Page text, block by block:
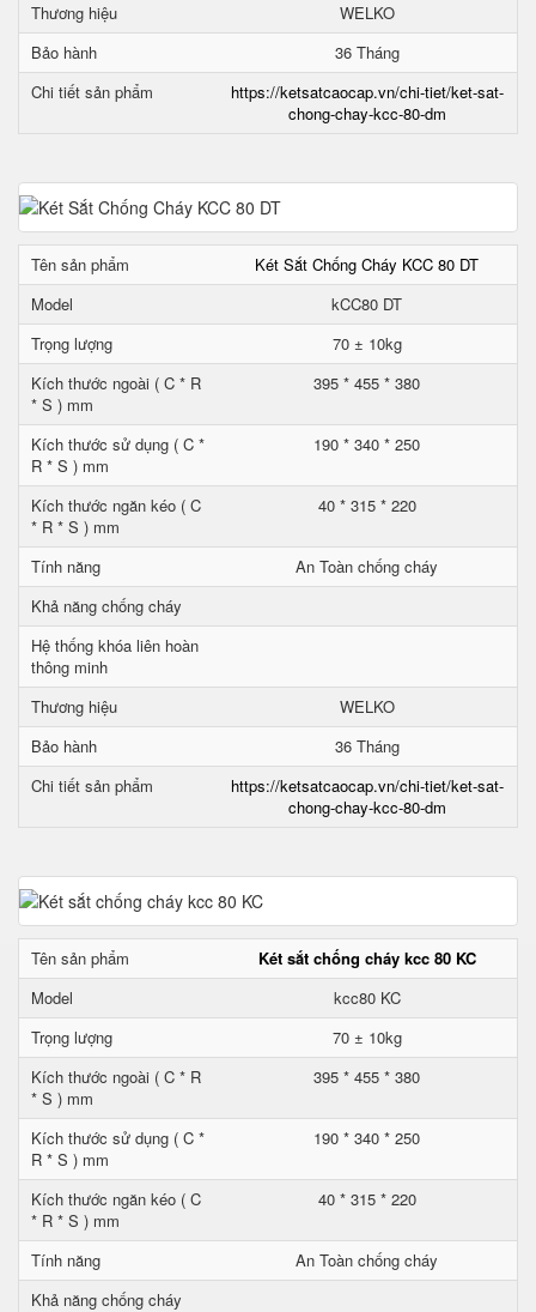
Thương hiệu
WELKO
Bảo hành
36 Tháng
Chi tiết sản phẩm
https://ketsatcaocap.vn/chi-tiet/ket-sat-
chong-chay-kcc-80-dm
Tên sản phẩm
Két Sắt Chống Cháy KCC 80 DT
Model
kCC80 DT
Trọng lượng
70 ± 10kg
Kích thước ngoài ( C * R
* S ) mm
395 * 455 * 380
Kích thước sử dụng ( C *
R * S ) mm
190 * 340 * 250
Kích thước ngăn kéo ( C
* R * S ) mm
40 * 315 * 220
Tính năng
An Toàn chống cháy
Khả năng chống cháy
Hệ thống khóa liên hoàn
thông minh
Thương hiệu
WELKO
Bảo hành
36 Tháng
Chi tiết sản phẩm
https://ketsatcaocap.vn/chi-tiet/ket-sat-
chong-chay-kcc-80-dm
Tên sản phẩm
Két sắt chống cháy kcc 80 KC
Model
kcc80 KC
Trọng lượng
70 ± 10kg
Kích thước ngoài ( C * R
* S ) mm
395 * 455 * 380
Kích thước sử dụng ( C *
R * S ) mm
190 * 340 * 250
Kích thước ngăn kéo ( C
* R * S ) mm
40 * 315 * 220
Tính năng
An Toàn chống cháy
Khả năng chống cháy